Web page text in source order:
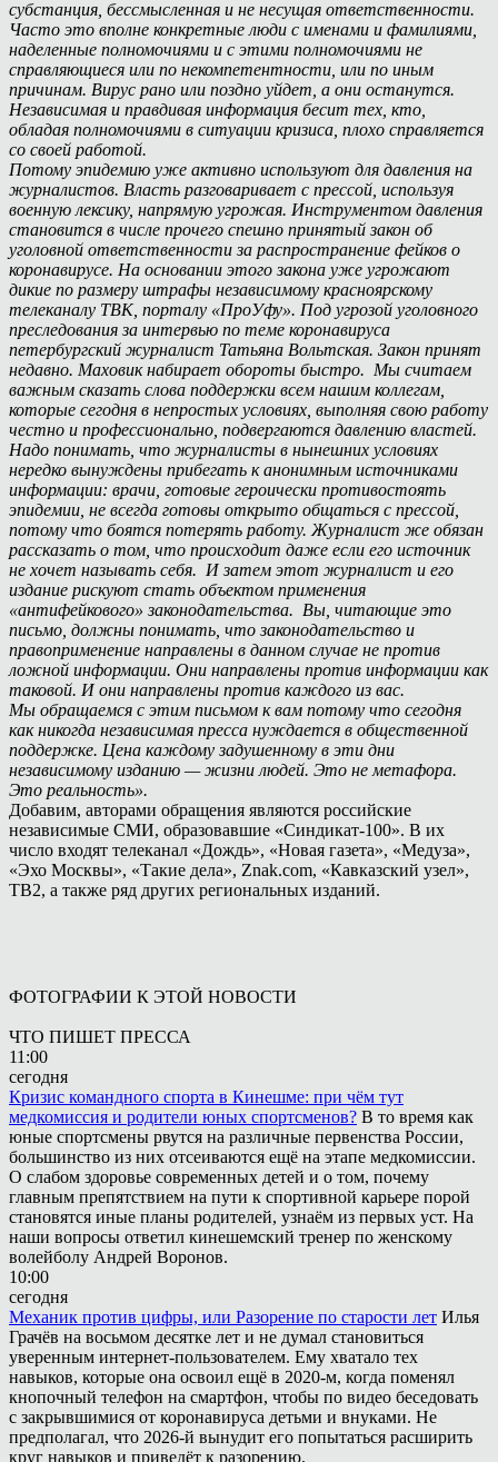
субстанция, бессмысленная и не несущая ответственности.
Часто это вполне конкретные люди с именами и фамилиями,
наделенные полномочиями и с этими полномочиями не
справляющиеся или по некомпетентности, или по иным
причинам. Вирус рано или поздно уйдет, а они останутся.
Независимая и правдивая информация бесит тех, кто,
обладая полномочиями в ситуации кризиса, плохо справляется
со своей работой.
Потому эпидемию уже активно используют для давления на
журналистов. Власть разговаривает с прессой, используя
военную лексику, напрямую угрожая. Инструментом давления
становится в числе прочего спешно принятый закон об
уголовной ответственности за распространение фейков о
коронавирусе. На основании этого закона уже угрожают
дикие по размеру штрафы независимому красноярскому
телеканалу ТВК, порталу «ПроУфу». Под угрозой уголовного
преследования за интервью по теме коронавируса
петербургский журналист Татьяна Вольтская. Закон принят
недавно. Маховик набирает обороты быстро. Мы считаем
важным сказать слова поддержки всем нашим коллегам,
которые сегодня в непростых условиях, выполняя свою работу
честно и профессионально, подвергаются давлению властей.
Надо понимать, что журналисты в нынешних условиях
нередко вынуждены прибегать к анонимным источниками
информации: врачи, готовые героически противостоять
эпидемии, не всегда готовы открыто общаться с прессой,
потому что боятся потерять работу. Журналист же обязан
рассказать о том, что происходит даже если его источник
не хочет называть себя. И затем этот журналист и его
издание рискуют стать объектом применения
«антифейкового» законодательства. Вы, читающие это
письмо, должны понимать, что законодательство и
правоприменение направлены в данном случае не против
ложной информации. Они направлены против информации как
таковой. И они направлены против каждого из вас.
Мы обращаемся с этим письмом к вам потому что сегодня
как никогда независимая пресса нуждается в общественной
поддержке. Цена каждому задушенному в эти дни
независимому изданию — жизни людей. Это не метафора.
Это реальность».
Добавим, авторами обращения являются российские
независимые СМИ, образовавшие «Синдикат-100». В их
число входят телеканал «Дождь», «Новая газета», «Медуза»,
«Эхо Москвы», «Такие дела», Znak.com, «Кавказский узел»,
ТВ2, а также ряд других региональных изданий.
ФОТОГРАФИИ К ЭТОЙ НОВОСТИ
ЧТО ПИШЕТ ПРЕССА
11:00
сегодня
Кризис командного спорта в Кинешме: при чём тут
медкомиссия и родители юных спортсменов? В то время как
юные спортсмены рвутся на различные первенства России,
большинство из них отсеиваются ещё на этапе медкомиссии.
О слабом здоровье современных детей и о том, почему
главным препятствием на пути к спортивной карьере порой
становятся иные планы родителей, узнаём из первых уст. На
наши вопросы ответил кинешемский тренер по женскому
волейболу Андрей Воронов.
10:00
сегодня
Механик против цифры, или Разорение по старости лет Илья
Грачёв на восьмом десятке лет и не думал становиться
уверенным интернет-пользователем. Ему хватало тех
навыков, которые она освоил ещё в 2020-м, когда поменял
кнопочный телефон на смартфон, чтобы по видео беседовать
с закрывшимися от коронавируса детьми и внуками. Не
предполагал, что 2026-й вынудит его попытаться расширить
круг навыков и приведёт к разорению.